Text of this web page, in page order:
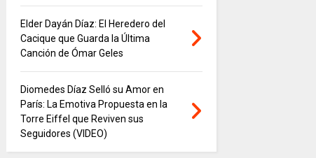
Elder Dayán Díaz: El Heredero del
Cacique que Guarda la Última
Canción de Ómar Geles
Diomedes Díaz Selló su Amor en
París: La Emotiva Propuesta en la
Torre Eiffel que Reviven sus
Seguidores (VIDEO)